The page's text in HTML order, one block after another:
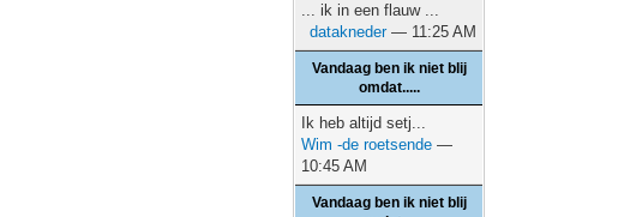
... ik in een flauw ...
datakneder— 11:25 AM
Vandaag ben ik niet blij
omdat.....
Ik heb altijd setj...
Wim -de roetsende —
10:45 AM
Vandaag ben ik niet blij